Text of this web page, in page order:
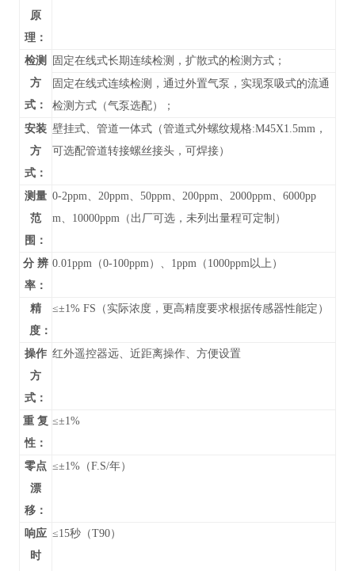
原
理：
检测
方
式：
固定在线式长期连续检测，扩散式的检测方式；
固定在线式连续检测，通过外置气泵，实现泵吸式的流通
检测方式（气泵选配）；
安装
方
式：
壁挂式、管道一体式（管道式外螺纹规格:M45X1.5mm，
可选配管道转接螺丝接头，可焊接）
测量
范
围：
0-2ppm、20ppm、50ppm、200ppm、2000ppm、6000pp
m、10000ppm（ 出厂可选，未列出量程可定制）
分 辨
率：
0.01ppm（0-100ppm）、1ppm（1000ppm以上）
精
度：
≤±1% FS（实际浓度，更高精度要求根据传感器性能定）
操作
方
式：
红外遥控器远、近距离操作、方便设置
重 复
性：
≤±1%
零点
漂
移：
≤±1%（F.S/年）
响应
时
≤15秒（T90）